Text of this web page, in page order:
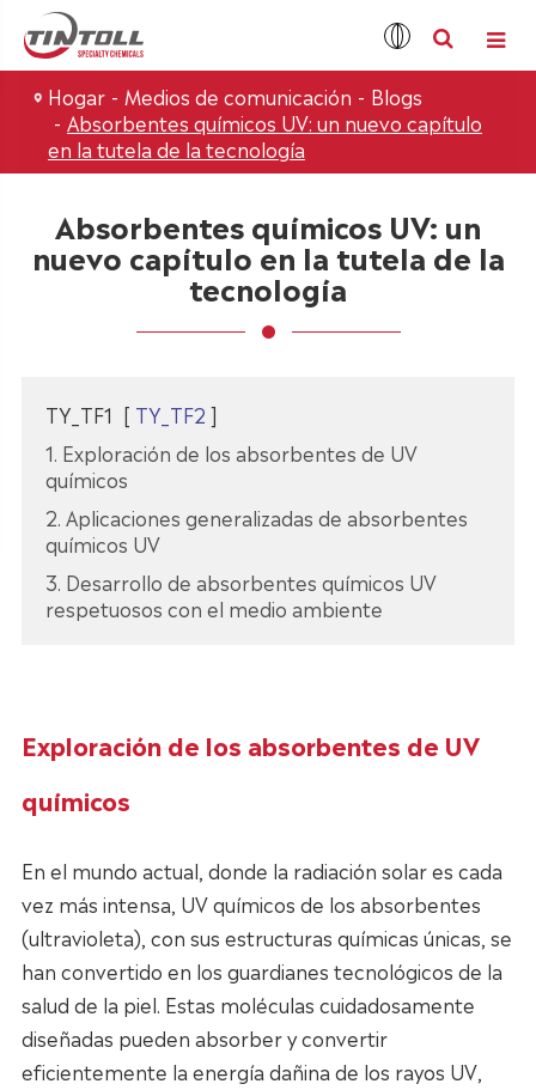
Hogar Medios de comunicación
Blogs
Absorbentes químicos UV: un nuevo capítulo
en la tutela de la tecnología
Absorbentes químicos UV: un
nuevo capítulo en la tutela de la
tecnología
TY_TF1 [ TY_TF2 ]
1. Exploración de los absorbentes de UV
químicos
2. Aplicaciones generalizadas de absorbentes
químicos UV
3. Desarrollo de absorbentes químicos UV
respetuosos con el medio ambiente
Exploración de los absorbentes de UV
químicos
En el mundo actual, donde la radiación solar es cada
vez más intensa, UV químicos de los absorbentes
(ultravioleta), con sus estructuras químicas únicas, se
han convertido en los guardianes tecnológicos de la
salud de la piel. Estas moléculas cuidadosamente
diseñadas pueden absorber y convertir
eficientemente la energía dañina de los rayos UV,